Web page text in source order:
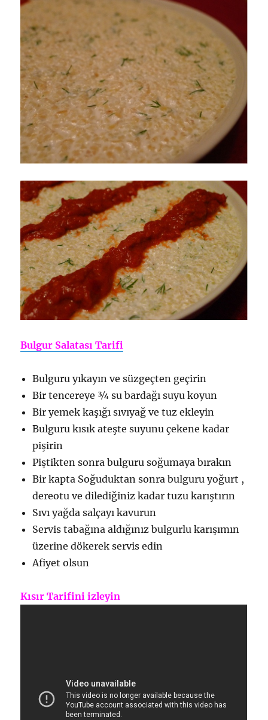
Bulgur Salatası Tarifi
Bulguru yıkayın ve süzgeçten geçirin
Bir tencereye ¾ su bardağı suyu koyun
Bir yemek kaşığı sıvıyağ ve tuz ekleyin
Bulguru kısık ateşte suyunu çekene kadar
pişirin
Piştikten sonra bulguru soğumaya bırakın
Bir kapta Soğuduktan sonra bulguru yoğurt ,
dereotu ve dilediğiniz kadar tuzu karıştırın
Sıvı yağda salçayı kavurun
Servis tabağına aldığınız bulgurlu karışımın
üzerine dökerek servis edin
Afiyet olsun
Kısır Tarifini izleyin